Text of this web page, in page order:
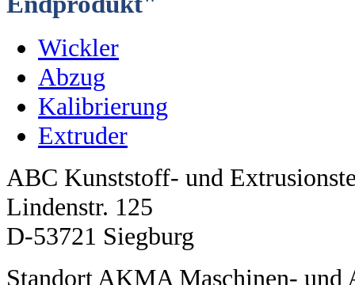
Wickler
Abzug
Kalibrierung
Extruder
ABC Kunststoff- und
Lindenstr. 125
D-53721 Siegburg
Standort AKMA Maschinen- und